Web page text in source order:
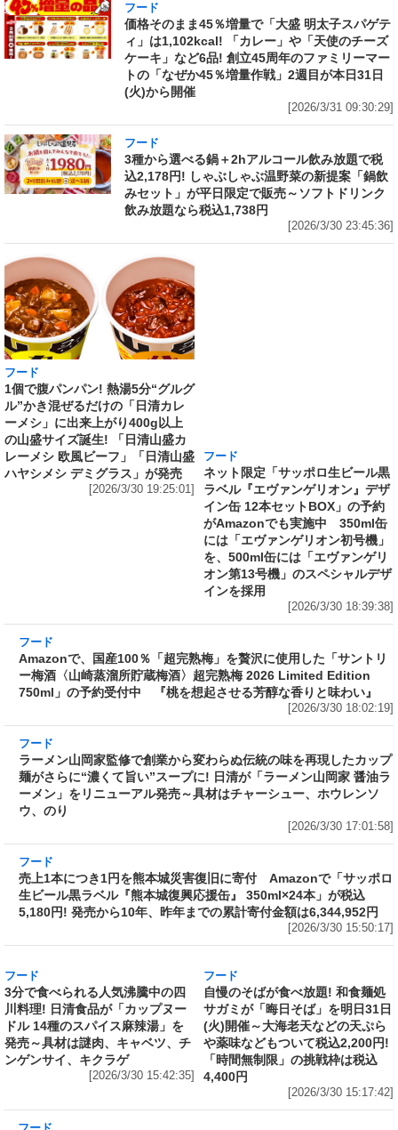
フード
価格そのまま45％増量で「大盛 明太子スパゲテ
ィ」は1,102kcal! 「カレー」や「天使のチーズ
ケーキ」など6品! 創立45周年のファミリーマー
トの「なぜか45％増量作戦」2週目が本日31日
(火)から開催
[2026/3/31 09:30:29]
フード
3種から選べる鍋＋2hアルコール飲み放題で税
込2,178円! しゃぶしゃぶ温野菜の新提案「鍋飲
みセット」が平日限定で販売～ソフトドリンク
飲み放題なら税込1,738円
[2026/3/30 23:45:36]
フード
1個で腹パンパン! 熱湯5分“グルグ
ル”かき混ぜるだけの「日清カレ
ーメシ」に出来上がり400g以上
の山盛サイズ誕生! 「日清山盛カ
レーメシ 欧風ビーフ」「日清山盛
ハヤシメシ デミグラス」が発売
[2026/3/30 19:25:01]
には「エヴァンゲリオン初号機」
を、500ml缶には「エヴァンゲリ
オン第13号機」のスペシャルデザ
インを採用
[2026/3/30 18:39:38]
Amazonで、国産100％「超完熟梅」を贅沢に使
用した「サントリー梅酒〈山崎蒸溜所貯蔵梅
酒〉超完熟梅 2026 Limited Edition 750ml」の
予約受付中 『桃を想起させる芳醇な香りと味
[2026/3/30 18:02:19]
フード
ラーメン山岡家監修で創業から変わらぬ伝統の
味を再現したカップ麺がさらに“濃くて旨い”ス
ン」をリニューアル発売～具材はチャーシュ
ー、ホウレンソウ、のり
[2026/3/30 17:01:58]
売上1本につき1円を熊本城災害復旧に寄付 Amazonで「サッポロ
生ビール黒ラベル『熊本城復興応援缶』 350ml×24本」が税込
5,180円! 発売から10年、昨年までの累計寄付金額は6,344,952円
[2026/3/30 15:50:17]
フード